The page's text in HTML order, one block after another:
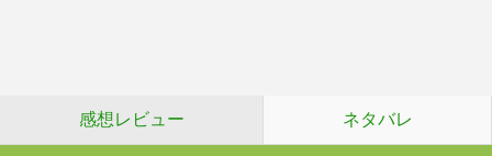
感想レビュー ネタバレ